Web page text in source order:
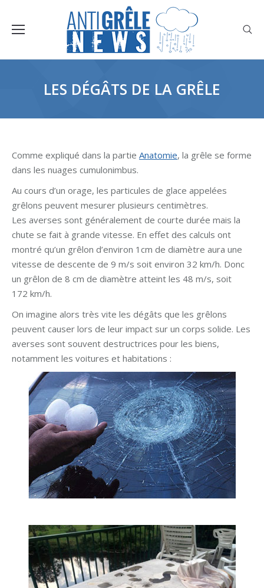
LES DÉGÂTS DE LA GRÊLE
Comme expliqué dans la partie Anatomie, la grêle se forme
dans les nuages cumulonimbus.
Au cours d’un orage, les particules de glace appelées
grêlons peuvent mesurer plusieurs centimètres.
Les averses sont généralement de courte durée mais la
chute se fait à grande vitesse. En effet des calculs ont
montré qu’un grêlon d’environ 1cm de diamètre aura une
vitesse de descente de 9 m/s soit environ 32 km/h. Donc
un grêlon de 8 cm de diamètre atteint les 48 m/s, soit
172 km/h.
On imagine alors très vite les dégâts que les grêlons
peuvent causer lors de leur impact sur un corps solide. Les
averses sont souvent destructrices pour les biens,
notamment les voitures et habitations :